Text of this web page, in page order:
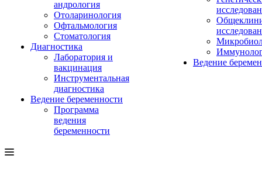
андрология
Отоларинология
Офтальмология
Стоматология
Диагностика
Лаборатория и
вакцинация
Инструментальная
диагностика
Ведение беременности
Программа
ведения
беременности
Ведение